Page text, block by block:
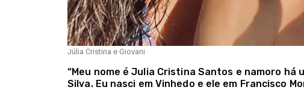
Júlia Cristina e Giovani
“Meu nome é Julia Cristina Santos e namoro há
Silva. Eu nasci em Vinhedo e ele em Francisco